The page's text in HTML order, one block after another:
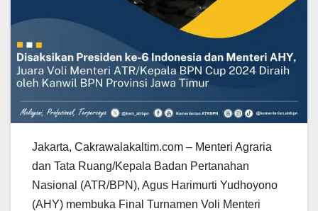
Jakarta, Cakrawalakaltim.com – Menteri Agraria
dan Tata Ruang/Kepala Badan Pertanahan
Nasional (ATR/BPN), Agus Harimurti Yudhoyono
(AHY) membuka Final Turnamen Voli Menteri